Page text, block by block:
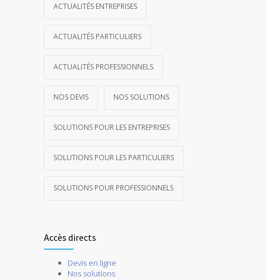
ACTUALITÉS ENTREPRISES
ACTUALITÉS PARTICULIERS
ACTUALITÉS PROFESSIONNELS
NOS DEVIS NOS SOLUTIONS
SOLUTIONS POUR LES ENTREPRISES
SOLUTIONS POUR LES PARTICULIERS
SOLUTIONS POUR PROFESSIONNELS
Accès directs
Devis en ligne
Nos solutions